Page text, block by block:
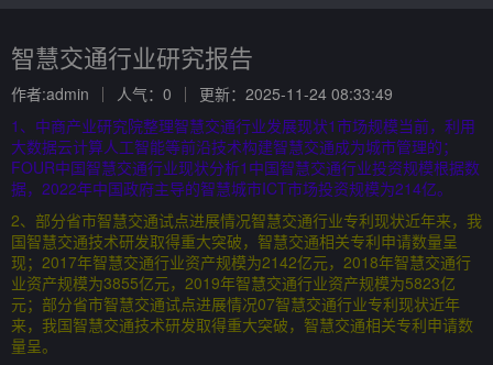
智慧交通行业研究报告
作者:admin 人气：0
更新：2025-11-24 08:33:49
1、中商产业研究院整理智慧交通行业发展现状1市场规模当前，利用
大数据云计算人工智能等前沿技术构建智慧交通成为城市管理的；
FOUR中国智慧交通行业现状分析1中国智慧交通行业投资规模根据数
据，2022年中国政府主导的智慧城市ICT市场投资规模为214亿。
2、部分省市智慧交通试点进展情况智慧交通行业专利现状近年来，我
国智慧交通技术研发取得重大突破，智慧交通相关专利申请数量呈
现；2017年智慧交通行业资产规模为2142亿元，2018年智慧交通行
业资产规模为3855亿元，2019年智慧交通行业资产规模为5823亿
元；部分省市智慧交通试点进展情况07智慧交通行业专利现状近年
来，我国智慧交通技术研发取得重大突破，智慧交通相关专利申请数
量呈。